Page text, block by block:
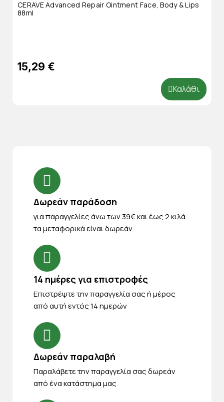
CERAVE Advanced Repair Ointment Face, Body & Lips
88ml
15,29 €
Καλάθι
Δωρεάν παράδοση
για παραγγελίες άνω των 39€ και έως 2 κιλά
τα μεταφορικά είναι δωρεάν
14 ημέρες για επιστροφές
Eπιστρέψτε την παραγγελία σας ή μέρος
από αυτή εντός 14 ημερών
Δωρεάν παραλαβή
Παραλάβετε την παραγγελία σας δωρεάν
από ένα κατάστημα μας